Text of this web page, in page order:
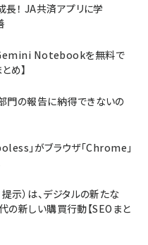
！ JA共済アプリに学
Notebookを無料で
め】
門の報告に納得できないの
」がブラウザ「Chrome」
示）は、デジタルの新たな
の新しい購買行動【SEOまと